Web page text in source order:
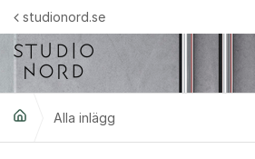
Hoppa till innehåll
studionord.se
Alla inlägg